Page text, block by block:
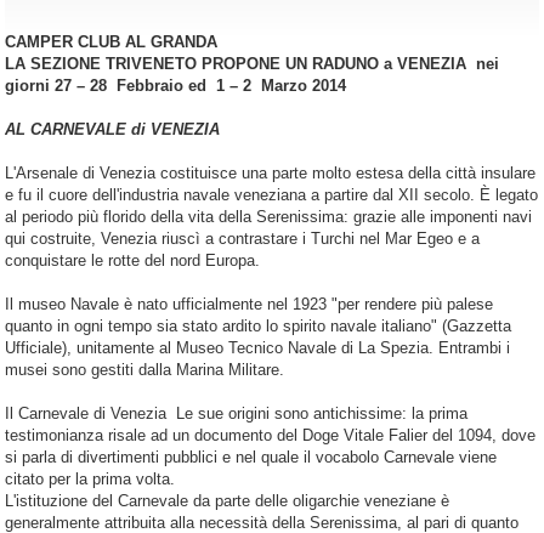
CAMPER CLUB AL GRANDA
LA SEZIONE TRIVENETO PROPONE UN RADUNO a VENEZIA nei
giorni 27 – 28 Febbraio ed 1 – 2 Marzo 2014
AL CARNEVALE di VENEZIA
L'Arsenale di Venezia costituisce una parte molto estesa della città insulare
e fu il cuore dell'industria navale veneziana a partire dal XII secolo. È legato
al periodo più florido della vita della Serenissima: grazie alle imponenti navi
qui costruite, Venezia riuscì a contrastare i Turchi nel Mar Egeo e a
conquistare le rotte del nord Europa.
Il museo Navale è nato ufficialmente nel 1923 "per rendere più palese
quanto in ogni tempo sia stato ardito lo spirito navale italiano" (Gazzetta
Ufficiale), unitamente al Museo Tecnico Navale di La Spezia. Entrambi i
musei sono gestiti dalla Marina Militare.
Il Carnevale di Venezia Le sue origini sono antichissime: la prima
testimonianza risale ad un documento del Doge Vitale Falier del 1094, dove
si parla di divertimenti pubblici e nel quale il vocabolo Carnevale viene
citato per la prima volta.
L'istituzione del Carnevale da parte delle oligarchie veneziane è
generalmente attribuita alla necessità della Serenissima, al pari di quanto